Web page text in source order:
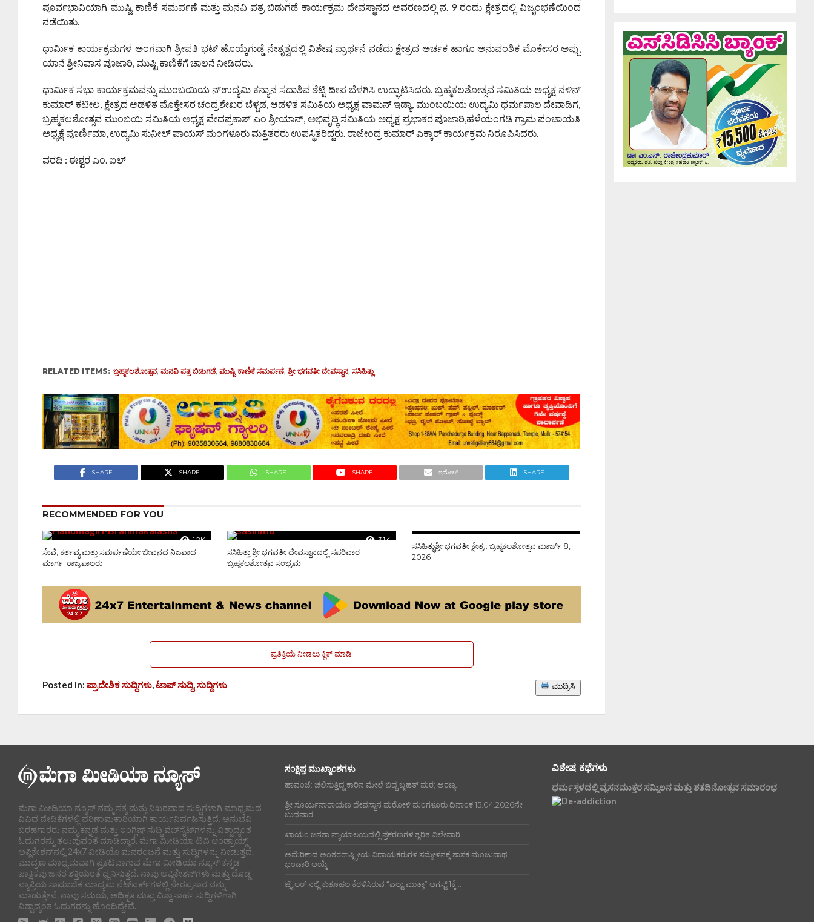
ಪೂರ್ವಭಾವಿಯಾಗಿ ಮುಷ್ಟಿ ಕಾಣಿಕೆ ಸಮರ್ಪಣೆ ಮತ್ತು ಮನವಿ ಪತ್ರ ಬಿಡುಗಡೆ ಕಾರ್ಯಕ್ರಮ ದೇವಸ್ಥಾನದ ಆವರಣದಲ್ಲಿ ನ. 9 ರಂದು ಕ್ಷೇತ್ರದಲ್ಲಿ ವಿಜೃಂಭಣೆಯಿಂದ
ನಡೆಯಿತು.
ಧಾರ್ಮಿಕ ಕಾರ್ಯಕ್ರಮಗಳ ಅಂಗವಾಗಿ ಶ್ರೀಪತಿ ಭಟ್ ಹೊಯ್ಕೆಗುಡ್ಡೆ ನೇತೃತ್ವದಲ್ಲಿ ವಿಶೇಷ ಪ್ರಾರ್ಥನೆ ನಡೆದು ಕ್ಷೇತ್ರದ ಅರ್ಚಕ ಹಾಗೂ ಅನುವಂಶಿಕ ಮೊಕೇಸರ ಅಪ್ಪು
ಯಾನೆ ಶ್ರೀನಿವಾಸ ಪೂಜಾರಿ, ಮುಷ್ಟಿ ಕಾಣಿಕೆಗೆ ಚಾಲನೆ ನೀಡಿದರು.
ಧಾರ್ಮಿಕ ಸಭಾ ಕಾರ್ಯಕ್ರಮವನ್ನು ಮುಂಬಯಿಯ ನ್ಉದ್ಯಮಿ ಕನ್ಯಾನ ಸದಾಶಿವ ಶೆಟ್ಟಿ ದೀಪ ಬೆಳಗಿಸಿ ಉದ್ಘಾಟಿಸಿದರು. ಬ್ರಹ್ಮಕಲಶೋತ್ಸವ ಸಮಿತಿಯ ಅಧ್ಯಕ್ಷ ನಳಿನ್
ಕುಮಾರ್ ಕಟೀಲ, ಕ್ಷೇತ್ರದ ಆಡಳಿತ ಮೊಕ್ತೇಸರ ಚಂದ್ರಶೇಖರ ಬೆಳ್ಚಡ, ಆಡಳಿತ ಸಮಿತಿಯ ಅಧ್ಯಕ್ಷ ವಾಮನ್ ಇಡ್ಯಾ, ಮುಂಬಯಿಯ ಉದ್ಯಮಿ ಧರ್ಮಪಾಲ ದೇವಾಡಿಗ,
ಬ್ರಹ್ಮಕಲಶೋತ್ಸವ ಮುಂಬಯಿ ಸಮಿತಿಯ ಅಧ್ಯಕ್ಷ ವೇದಪ್ರಕಾಶ್ ಎಂ ಶ್ರೀಯಾನ್, ಅಭಿವೃದ್ಧಿ ಸಮಿತಿಯ ಅಧ್ಯಕ್ಷ ಪ್ರಭಾಕರ ಪೂಜಾರಿ,ಹಳೆಯಂಗಡಿ ಗ್ರಾಮ ಪಂಚಾಯತಿ
ಅಧ್ಯಕ್ಷೆ ಪೂರ್ಣಿಮಾ, ಉದ್ಯಮಿ ಸುನೀಲ್ ಪಾಯಸ್ ಮಂಗಳೂರು ಮತ್ತಿತರರು ಉಪಸ್ಥಿತರಿದ್ದರು. ರಾಜೇಂದ್ರ ಕುಮಾರ್ ಎಕ್ಕಾರ್ ಕಾರ್ಯಕ್ರಮ ನಿರೂಪಿಸಿದರು.
ವರದಿ : ಈಶ್ವರ ಎಂ. ಐಲ್
RELATED ITEMS: ಬ್ರಹ್ಮಕಲಶೋತ್ಸವ,ಮನವಿ ಪತ್ರ ಬಿಡುಗಡೆ,ಮುಷ್ಟಿ ಕಾಣಿಕೆ ಸಮರ್ಪಣೆ,ಶ್ರೀ ಭಗವತೀ ದೇವಸ್ಥಾನ,ಸಸಿಹಿತ್ಲು
SHARE SHARE SHARE SHARE ಇಮೇಲ್ SHARE
RECOMMENDED FOR YOU
1.2K
ಸೇವೆ, ಕರ್ತವ್ಯ ಮತ್ತು ಸಮರ್ಪಣೆಯೇ ಜೀವನದ ನಿಜವಾದ
ಮಾರ್ಗ: ರಾಜ್ಯಪಾಲರು
3.1K
ಸಸಿಹಿತ್ತು ಶ್ರೀ ಭಗವತೀ ದೇವಸ್ಥಾನದಲ್ಲಿ ಸಪರಿವಾರ
ಬ್ರಹ್ಮಕಲಶೋತ್ಸವ ಸಂಭ್ರಮ
ಸಸಿಹಿತ್ಥುಶ್ರೀ ಭಗವತೀ ಕ್ಷೇತ್ರ : ಬ್ರಹ್ಮಕಲಶೋತ್ಸವ ಮಾರ್ಚ್ 8,
2026
ಪ್ರತಿಕ್ರಿಯೆ ನೀಡಲು ಕ್ಲಿಕ್ ಮಾಡಿ
Posted in:ಪ್ರಾದೇಶಿಕ ಸುದ್ದಿಗಳು,ಟಾಪ್ ಸುದ್ದಿ,ಸುದ್ದಿಗಳು ಮುದ್ರಿಸಿ
ಮೆಗಾ ಮೀಡಿಯಾ ನ್ಯೂಸ್ ನಮ್ಮ ಸತ್ಯ ಮತ್ತು ನಿಖರವಾದ ಸುದ್ದಿಗಳಾಗಿ ಮಾಧ್ಯಮದ
ವಿವಿಧ ವೇದಿಕೆಗಳಲ್ಲಿ ಪರಿಣಾಮಕಾರಿಯಾಗಿ ಕಾರ್ಯನಿರ್ವಹಿಸುತ್ತಿದೆ. ಅನುಭವಿ
ಬರಹಗಾರರು ನಮ್ಮ ಕನ್ನಡ ಮತ್ತು ಇಂಗ್ಲಿಷ್ ಸುದ್ದಿ ವೆಬ್‌ಸೈಟ್‌ಗಳನ್ನು ವಿಶ್ವಾದ್ಯಂತ
ಓದುಗರನ್ನು ತಲುಪುವಂತೆ ಮಾಡಿದ್ದಾರೆ. ಮೆಗಾ ಮೀಡಿಯಾ ಟಿವಿ ಆಂಡ್ರಾಯ್ಡ್
ಅಪ್ಲಿಕೇಶನ್‌ನಲ್ಲಿ 24x7 ವೀಡಿಯೊ ಮನರಂಜನೆ ಮತ್ತು ಸುದ್ದಿಗಳನ್ನು ನೀಡುತ್ತದೆ.
ಮುದ್ರಣ ಮಾಧ್ಯಮವಾಗಿ ಪ್ರಕಟವಾಗುವ ಮೆಗಾ ಮೀಡಿಯಾ ನ್ಯೂಸ್ ಕನ್ನಡ
ಪಾಕ್ಷಿಕವು ಜನರ ಶಕ್ತಿಯಂತೆ ಧ್ವನಿಸುತ್ತದೆ. ನಾವು ಅಪ್ಲಿಕೇಶನ್‌ಗಳು ಮತ್ತು ದೊಡ್ಡ
ವ್ಯಾಪ್ತಿಯ ಸಾಮಾಜಿಕ ಮಾಧ್ಯಮ ನೆಟ್‌ವರ್ಕ್‌ಗಳಲ್ಲಿ ನೇರಪ್ರಸಾರ ವನ್ನು
ಮಾಡುತ್ತೇವೆ. ನಾವು ಸಮಯ, ಅಧಿಕೃತ ಮತ್ತು ವಿಶ್ವಾಸಾರ್ಹ ಸುದ್ದಿಗಳಿಗಾಗಿ
ವಿಶ್ವಾದ್ಯಂತ ಓದುಗರನ್ನು ಹೊಂದಿದ್ದೇವೆ.
ಸಂಕ್ಷಿಪ್ತ ಮುಖ್ಯಾಂಶಗಳು
ಹಾವಂಜೆ: ಚಲಿಸುತ್ತಿದ್ದ ಕಾರಿನ ಮೇಲೆ ಬಿದ್ದ ಬೃಹತ್ ಮರ; ಅರಣ್ಯ...
ಶ್ರೀ ಸೂರ್ಯನಾರಾಯಣ ದೇವಸ್ಥಾನ ಮರೋಳಿ ಮಂಗಳೂರು ದಿನಾಂಕ 15.04.2026ನೇ
ಬುಧವಾರ...
ಖಾಯಂ ಜನತಾ ನ್ಯಾಯಾಲಯದಲ್ಲಿ ಪ್ರಕರಣಗಳ ತ್ವರಿತ ವಿಲೇವಾರಿ
ಅಮೆರಿಕಾದ ಅಂತರರಾಷ್ಟ್ರೀಯ ವಿಧಾಯಕರುಗಳ ಸಮ್ಮೇಳನಕ್ಕೆ ಶಾಸಕ ಮಂಜುನಾಥ
ಭಂಡಾರಿ ಆಯ್ಕೆ
ಟ್ರೈಲರ್ ನಲ್ಲಿ ಕುತೂಹಲ ಕೆರಳಿಸಿರುವ “ಎಲ್ಟು ಮುತ್ತಾ” ಆಗಸ್ಟ್ 1ಕ್ಕೆ...
ವಿಶೇಷ ಕಥೆಗಳು
ಧರ್ಮಸ್ಥಳದಲ್ಲಿ ವ್ಯಸನಮುಕ್ತರ ಸಮ್ಮಿಲನ ಮತ್ತು ಶತದಿನೋತ್ಸವ ಸಮಾರಂಭ